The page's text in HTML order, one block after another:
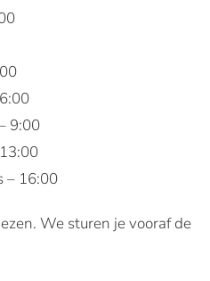
9:00
– 16:00
We sturen je vooraf de